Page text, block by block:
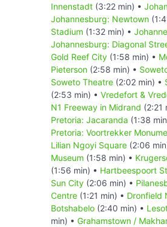
Innenstadt (3:22 min) •
Johannesburg: Newtown
Stadium (1:32 min) •
Johannesburg: Diagonal
Gold Reef City (1:58 min) •
Pieterson (2:58 min) •
Soweto Theatre (2:02 min) •
(2:53 min) • Vredefort &
N1 Freeway in Midrand (2:21
Pretoria: Jacaranda (1:38
Pretoria: Voortrekker
Lilian Ngoyi Square (2:06
Museum (1:58 min) •
(1:56 min) • Hartbeespoort
Sun City (2:06 min) •
Centre (1:21 min) • Dronfield
Botshabelo (2:40 min) •
min) • Grahamstown /